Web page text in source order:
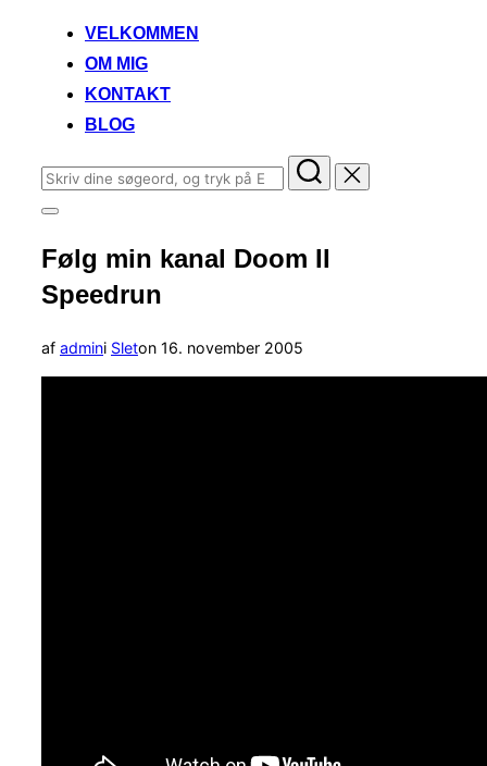
VELKOMMEN
OM MIG
KONTAKT
BLOG
Søg
efter:
Slå
i
sidekolonne
til/fra
Følg min kanal Doom II
Speedrun
af admini Sleton Udgivet
d.
16. november 2005